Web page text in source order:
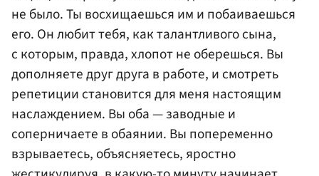
не было. Ты восхищаешься им и побаиваешься
его. Он любит тебя, как талантливого сына,
с которым, правда, хлопот не оберешься. Вы
дополняете друг друга в работе, и смотреть
репетиции становится для меня настоящим
наслаждением. Вы оба — заводные и
соперничаете в обаянии. Вы попеременно
взрываетесь, объясняетесь, яростно